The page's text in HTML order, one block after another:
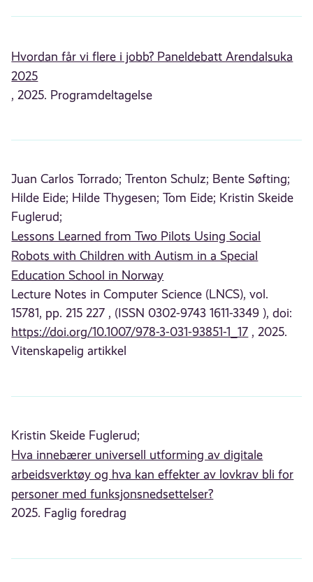
Hvordan får vi flere i jobb? Paneldebatt Arendalsuka
2025
, 2025. Programdeltagelse
Juan Carlos Torrado; Trenton Schulz; Bente Søfting;
Hilde Eide; Hilde Thygesen; Tom Eide; Kristin Skeide
Fuglerud;
Lessons Learned from Two Pilots Using Social
Robots with Children with Autism in a Special
Education School in Norway
Lecture Notes in Computer Science (LNCS), vol.
15781, pp. 215 227 , (ISSN 0302-9743 1611-3349 ), doi:
https://doi.org/10.1007/978-3-031-93851-1_17 , 2025.
Vitenskapelig artikkel
Kristin Skeide Fuglerud;
Hva innebærer universell utforming av digitale
arbeidsverktøy og hva kan effekter av lovkrav bli for
personer med funksjonsnedsettelser?
2025. Faglig foredrag